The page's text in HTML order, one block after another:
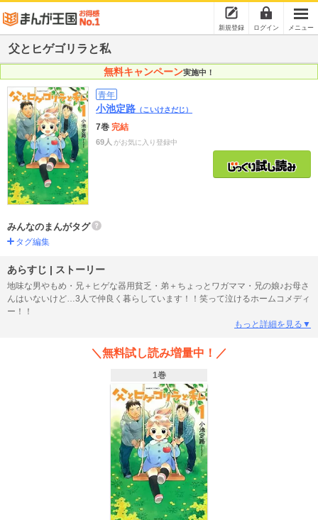
新規登録 ログイン メニュー
父とヒゲゴリラと私
無料キャンペーン実施中！
青年
小池定路 （こいけさだじ）
7巻 完結
69人 がお気に入り登録中
みんなのまんがタグ
タグ編集
あらすじ | ストーリー
地味な男やもめ・兄＋ヒゲな器用貧乏・弟＋ちょっとワガママ・兄の娘♪お母さ
んはいないけど…3人で仲良く暮らしています！！笑って泣けるホームコメディ
ー！！
もっと詳細を見る▼
＼無料試し読み増量中！／
1巻